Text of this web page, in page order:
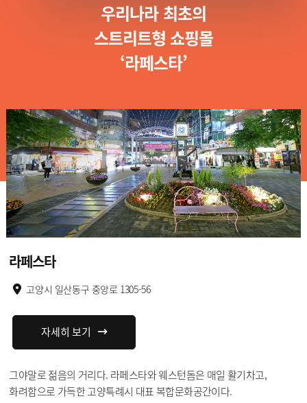
우리나라 최초의
스트리트형 쇼핑몰
‘라페스타’
라페스타
고양시 일산동구 중앙로 1305-56
자세히 보기
그야말로 젊음의 거리다. 라페스타와 웨스턴돔은 매일 활기차고,
화려함으로 가득한 고양특례시 대표 복합문화공간이다.